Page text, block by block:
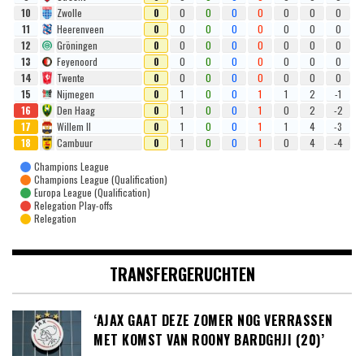
10
Zwolle 0 0 0 0 0 0 0
0
11
Heerenveen 0 0 0 0 0 0 0
0
12
Gröningen 0 0 0 0 0 0 0
0
13
Feyenoord 0 0 0 0 0 0 0
0
14
Twente 0 0 0 0 0 0 0
0
15
Nijmegen 0 1 0 0 1 1 2
-1
16
Den Haag 0 1 0 0 1 0 2
-2
17
Willem II 0 1 0 0 1 1 4
-3
18
Cambuur 0 1 0 0 1 0 4
-4
Champions League
Champions League (Qualification)
Europa League (Qualification)
Relegation Play-offs
Relegation
TRANSFERGERUCHTEN
‘AJAX GAAT DEZE ZOMER NOG VERRASSEN
MET KOMST VAN ROONY BARDGHJI (20)’